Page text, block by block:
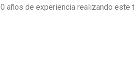
de experiencia realizando